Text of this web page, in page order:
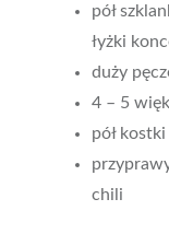
pół
łyżki
duży
4 – 5
pół kostki
chili